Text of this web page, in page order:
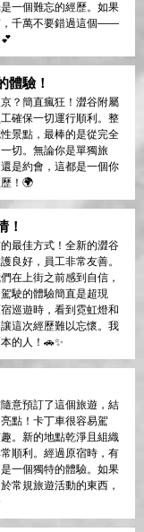
一個難忘的經歷。如果
，千萬不要錯過這個——
體驗！
？簡直瘋狂！澀谷附屬
確保一切運行順利。整
景點，最棒的是從完全
切。無論你是單獨旅
是約會，這都是一個你
！🌍
！
最佳方式！全新的澀谷
良好，員工非常友善。
在上街之前感到自信，
駛的體驗簡直是超現
巡遊時，看到霓虹燈和
這次經歷難以忘懷。我
的人！🚗✨
意預訂了這個旅遊，結
點！卡丁車很容易駕
。新的地點乾淨且組織
順利。經過原宿時，有
一個獨特的體驗。如果
常規旅遊活動的東西，